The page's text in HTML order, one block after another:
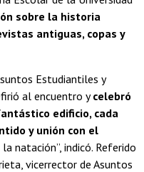
sobre la historia
antiguas, copas y
Estudiantiles y
al encuentro ycelebró
edificio, cada
y unión con el
natación”, indicó. Referido
vicerrector de Asuntos